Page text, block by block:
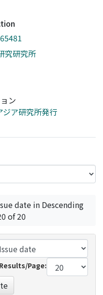
究研究所
ン
ア研究所発行
date in Descending
of 20
Results/Page: